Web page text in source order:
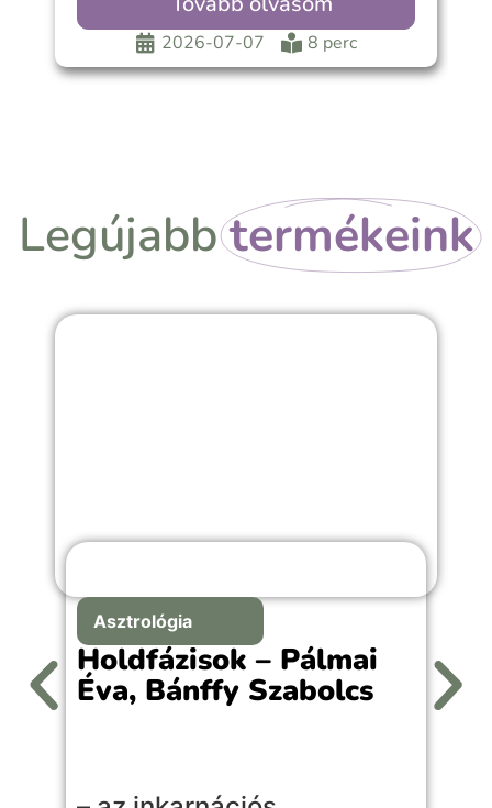
2026-07-07 8 perc
Legújabbtermékeink
Asztrológia
Holdfázisok – Pálmai
Éva, Bánffy Szabolcs